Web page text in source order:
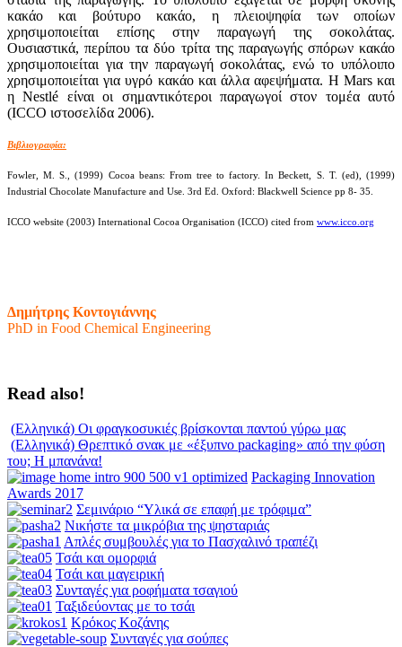
κακάο και βούτυρο κακάο, η πλειοψηφία των οποίων
χρησιμοποιείται επίσης στην παραγωγή της σοκολάτας.
Ουσιαστικά, περίπου τα δύο τρίτα της παραγωγής σπόρων κακάο
χρησιμοποιείται για την παραγωγή σοκολάτας, ενώ το υπόλοιπο
χρησιμοποιείται για υγρό κακάο και άλλα αφεψήματα. Η Mars και
η Nestlé είναι οι σημαντικότεροι παραγωγοί στον τομέα αυτό
(ICCO ιστοσελίδα 2006).
Βιβλιογραφία:
Fowler, M. S., (1999) Cocoa beans: From tree to factory. In Beckett, S. T. (ed), (1999)
Industrial Chocolate Manufacture and Use. 3rd Ed. Oxford: Blackwell Science pp 8- 35.
ICCO website (2003) International Cocoa Organisation (ICCO) cited from www.icco.org
Δημήτρης Κοντογιάννης
PhD in Food Chemical Engineering
Read also!
(Ελληνικά) Οι φραγκοσυκιές βρίσκονται παντού γύρω μας
(Ελληνικά) Θρεπτικό σνακ με «έξυπνο packaging» από την φύση
του; Η μπανάνα!
Packaging Innovation
Awards 2017
Σεμινάριο “Υλικά σε επαφή με τρόφιμα”
Νικήστε τα μικρόβια της ψησταριάς
Απλές συμβουλές για το Πασχαλινό τραπέζι
Τσάι και ομορφιά
Τσάι και μαγειρική
Συνταγές για ροφήματα τσαγιού
Ταξιδεύοντας με το τσάι
Κρόκος Κοζάνης
Συνταγές για σούπες